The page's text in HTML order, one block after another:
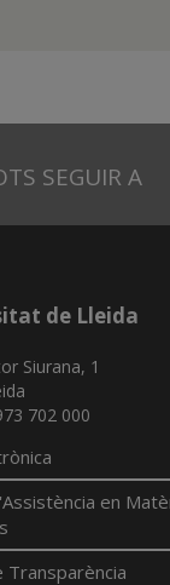
SEGUIR A
de Lleida
Siurana, 1
702 000
en
Transparència